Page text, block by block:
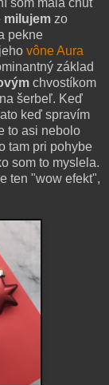
som mala chuť
milujem zo
pekne
vône Aura
základ
chvostíkom
šerbeľ. Keď
keď spravím
to asi nebolo
tam pri pohybe
som to myslela.
ten "wow efekt",